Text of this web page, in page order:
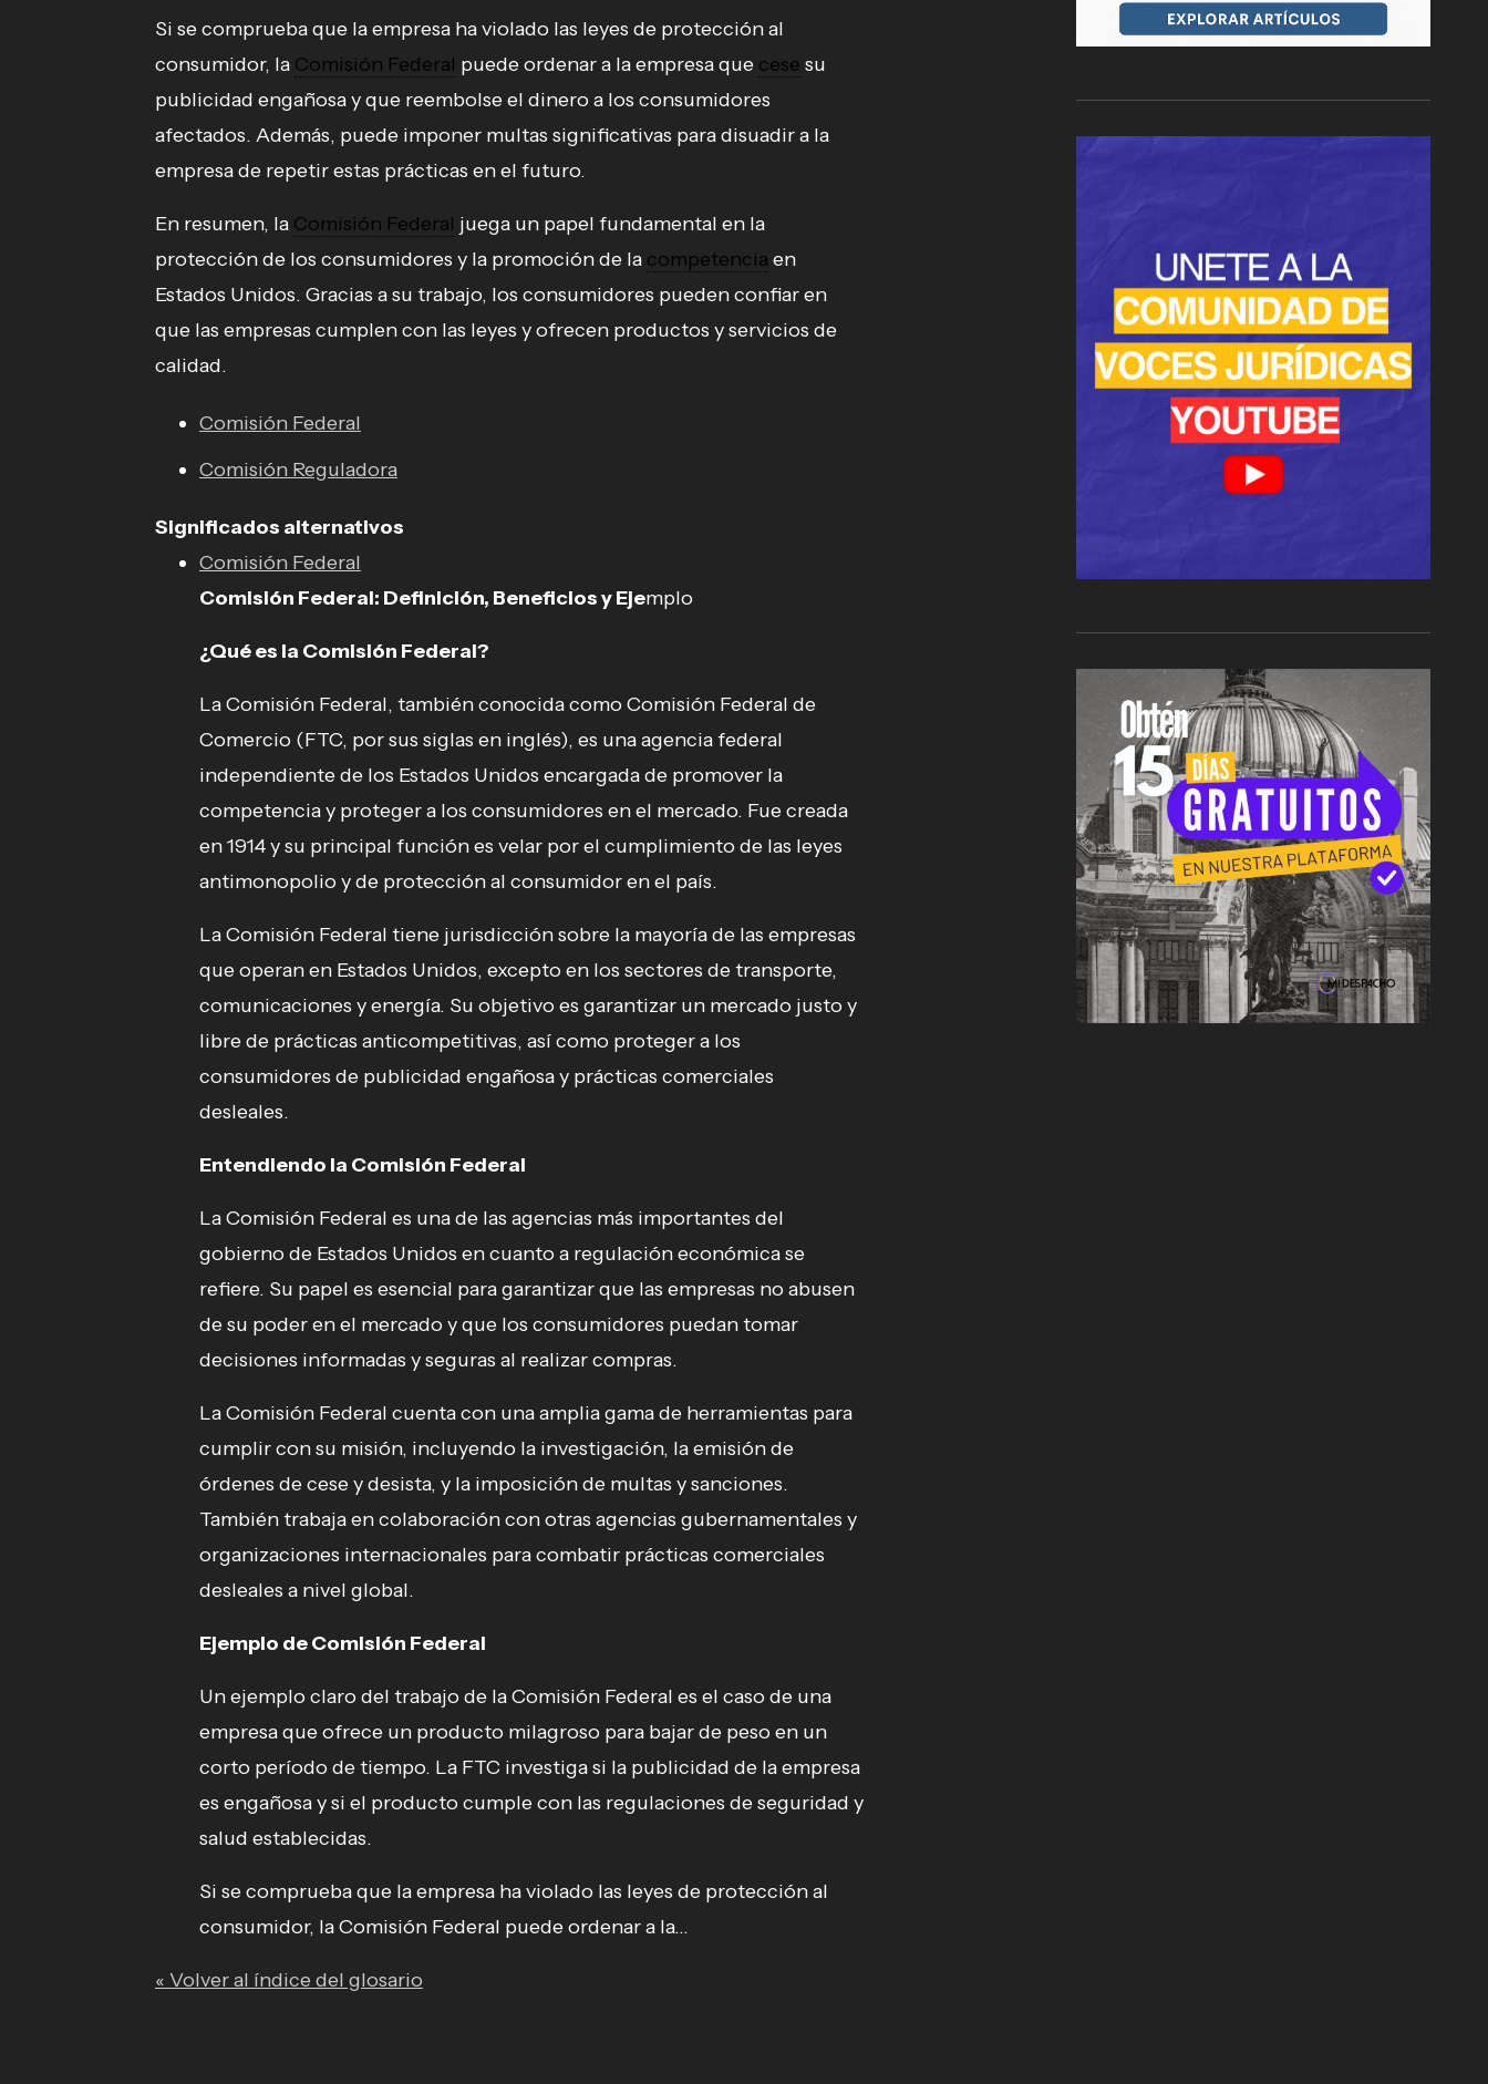
Si se comprueba que la empresa ha violado las leyes de protección al
consumidor, la Comisión Federal puede ordenar a la empresa que cese su
publicidad engañosa y que reembolse el dinero a los consumidores
afectados. Además, puede imponer multas significativas para disuadir a la
empresa de repetir estas prácticas en el futuro.
En resumen, la Comisión Federal juega un papel fundamental en la
protección de los consumidores y la promoción de la competencia en
Estados Unidos. Gracias a su trabajo, los consumidores pueden confiar en
que las empresas cumplen con las leyes y ofrecen productos y servicios de
calidad.
Comisión Federal
Comisión Reguladora
Significados alternativos
Comisión Federal
Comisión Federal: Definición, Beneficios y Ejemplo
¿Qué es la Comisión Federal?
La Comisión Federal, también conocida como Comisión Federal de
Comercio (FTC, por sus siglas en inglés), es una agencia federal
independiente de los Estados Unidos encargada de promover la
competencia y proteger a los consumidores en el mercado. Fue creada
en 1914 y su principal función es velar por el cumplimiento de las leyes
antimonopolio y de protección al consumidor en el país.
La Comisión Federal tiene jurisdicción sobre la mayoría de las empresas
que operan en Estados Unidos, excepto en los sectores de transporte,
comunicaciones y energía. Su objetivo es garantizar un mercado justo y
libre de prácticas anticompetitivas, así como proteger a los
consumidores de publicidad engañosa y prácticas comerciales
desleales.
Entendiendo la Comisión Federal
La Comisión Federal es una de las agencias más importantes del
gobierno de Estados Unidos en cuanto a regulación económica se
refiere. Su papel es esencial para garantizar que las empresas no abusen
de su poder en el mercado y que los consumidores puedan tomar
decisiones informadas y seguras al realizar compras.
La Comisión Federal cuenta con una amplia gama de herramientas para
cumplir con su misión, incluyendo la investigación, la emisión de
órdenes de cese y desista, y la imposición de multas y sanciones.
También trabaja en colaboración con otras agencias gubernamentales y
organizaciones internacionales para combatir prácticas comerciales
desleales a nivel global.
Ejemplo de Comisión Federal
Un ejemplo claro del trabajo de la Comisión Federal es el caso de una
empresa que ofrece un producto milagroso para bajar de peso en un
corto período de tiempo. La FTC investiga si la publicidad de la empresa
es engañosa y si el producto cumple con las regulaciones de seguridad y
salud establecidas.
Si se comprueba que la empresa ha violado las leyes de protección al
consumidor, la Comisión Federal puede ordenar a la...
« Volver al índice del glosario